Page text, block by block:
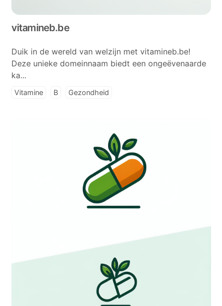
vitamineb.be
Duik in de wereld van welzijn met vitamineb.be!
Deze unieke domeinnaam biedt een ongeëvenaarde
ka...
Vitamine B Gezondheid